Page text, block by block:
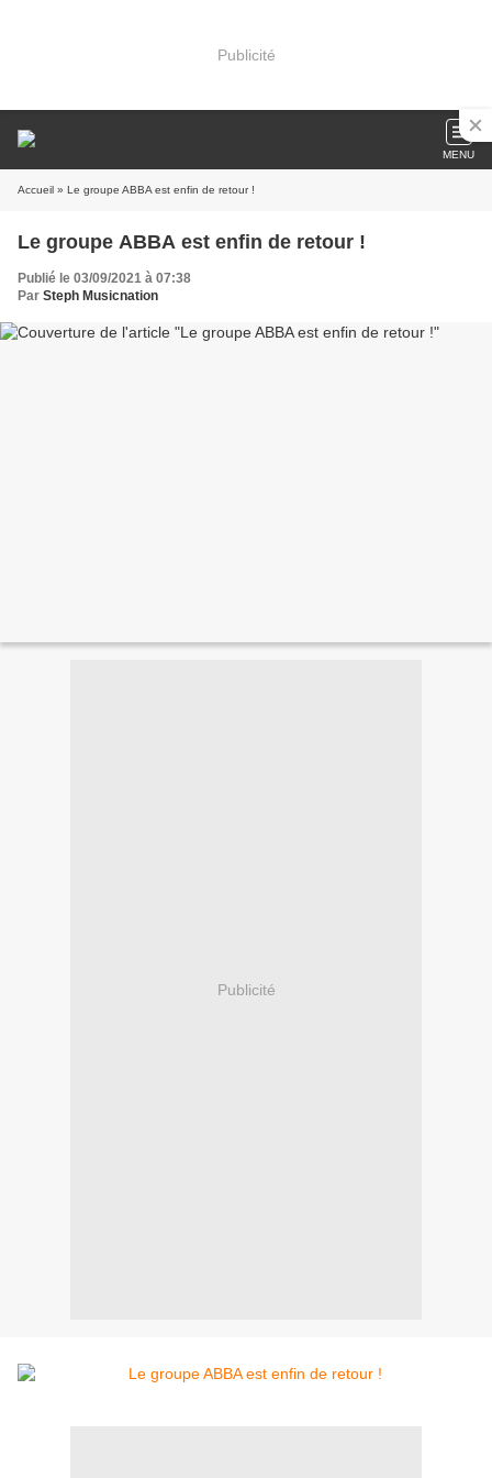
Publicité
MENU
Accueil » Le groupe ABBA est enfin de retour !
Le groupe ABBA est enfin de retour !
Publié le 03/09/2021 à 07:38
Par Steph Musicnation
Publicité